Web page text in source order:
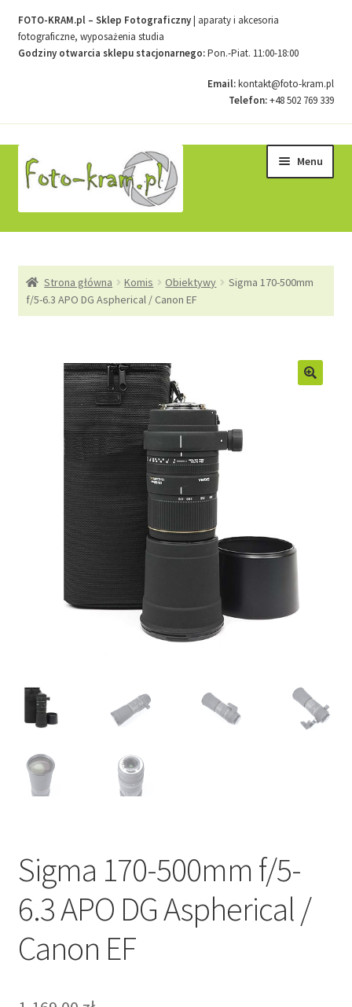
FOTO-KRAM.pl – Sklep Fotograficzny| aparaty i akcesoria
fotograficzne, wyposażenia studia
Godziny otwarcia sklepu stacjonarnego:Pon.-Piat. 11:00-18:00
Email:kontakt@foto-kram.pl
Telefon:+48 502 769 339
do
nawigacji
do
treści
Menu
Kontakt
Moje konto
Regulamin
Sample Page
Zamówienia
Strona główna Komis Obiektywy
Sigma 170-500mm
f/5-6.3 APO DG Aspherical / Canon EF
Sigma 170-500mm f/5-
6.3 APO DG Aspherical /
Canon EF